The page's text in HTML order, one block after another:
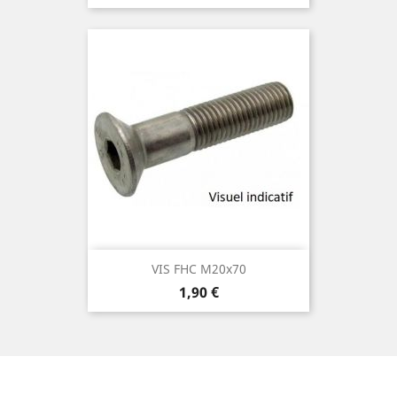
VIS FHC M20x70
Prix
1,90 €